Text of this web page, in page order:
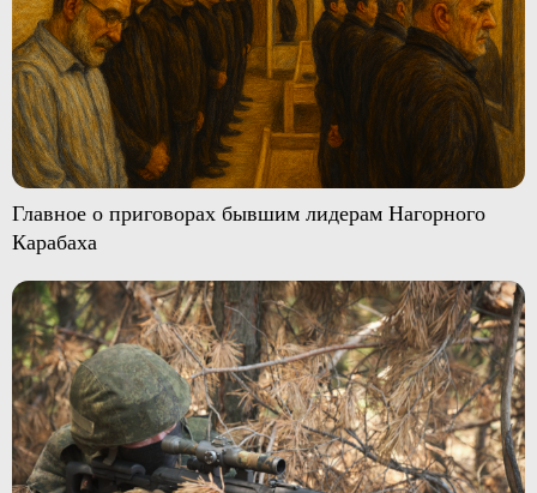
Главное о приговорах бывшим лидерам Нагорного
Карабаха